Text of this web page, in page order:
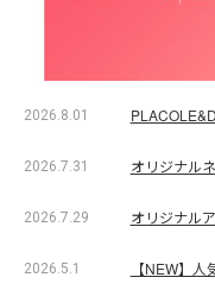
2026.8.01
2026.7.31 オリジナル
2026.7.29 オリジナル
2026.5.1 【NEW】